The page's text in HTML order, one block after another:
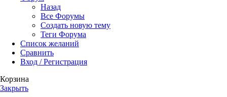
Назад
Все Форумы
Создать новую тему
Теги Форума
Список желаний
Сравнить
Вход / Регистрация
Корзина
Закрыть